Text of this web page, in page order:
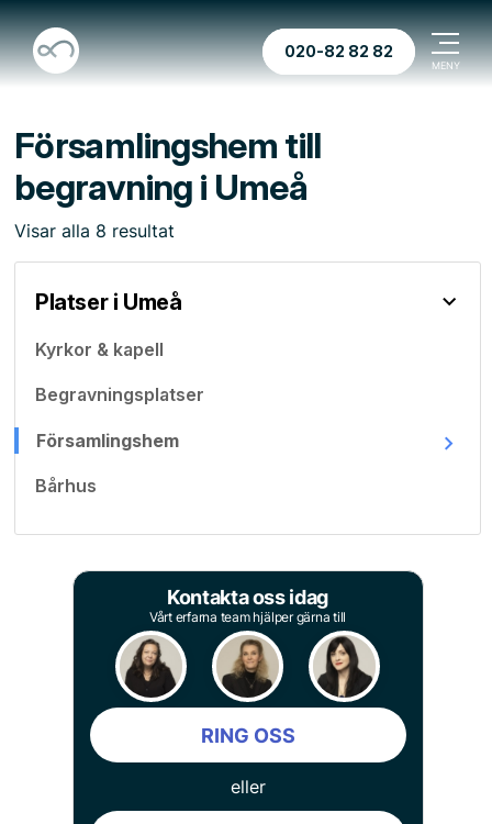
020-82 82 82
Församlingshem till
begravning i Umeå
Visar alla 8 resultat
Platser i Umeå
Kyrkor & kapell
Begravningsplatser
Församlingshem
Bårhus
Kontakta oss idag
Vårt erfarna team hjälper gärna till
RING OSS
eller